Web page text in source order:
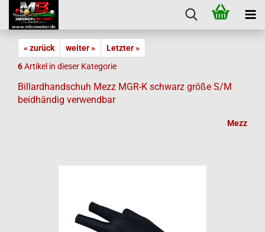
« zurück weiter »
Letzter »
6Artikel in dieser Kategorie
Billardhandschuh Mezz MGR-K schwarz größe S/M
beidhändig verwendbar
Mezz